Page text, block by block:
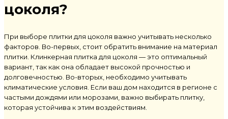
цоколя?
При выборе плитки для цоколя важно учитывать несколько
факторов. Во-первых, стоит обратить внимание на материал
плитки. Клинкерная плитка для цоколя — это оптимальный
вариант, так как она обладает высокой прочностью и
долговечностью. Во-вторых, необходимо учитывать
климатические условия. Если ваш дом находится в регионе с
частыми дождями или морозами, важно выбирать плитку,
которая устойчива к этим воздействиям.